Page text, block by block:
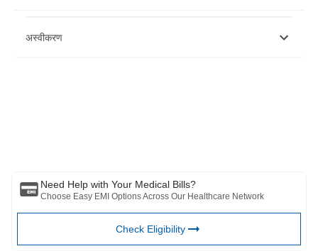
https://www.theguardian.com/world/2023/jan/15/covid-19-
अस्वीकरण
Need Help with Your Medical Bills?
Choose Easy EMI Options Across Our Healthcare Network
Check Eligibility